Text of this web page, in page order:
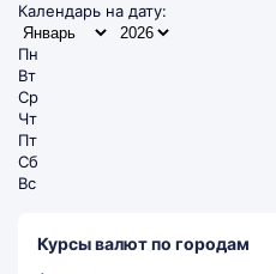
Календарь на дату:
Пн
Вт
Ср
Чт
Пт
Сб
Вс
Курсы валют по городам